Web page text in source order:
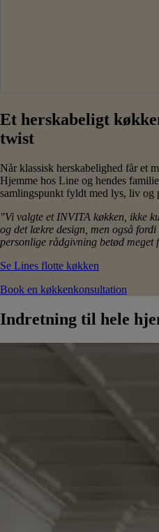
Et herskabeligt
twist
Når klassisk herskabelighed får et
Hjemme hos Line og hendes
samlingspunkt fyldt med lys, liv og
"Vi valgte et INVITA køkken, ikke
og det lækre design, men også
personlige rådgivning betød meget
Se Lines flotte køkken
Book en køkkenkonsultation
Indretning til hele